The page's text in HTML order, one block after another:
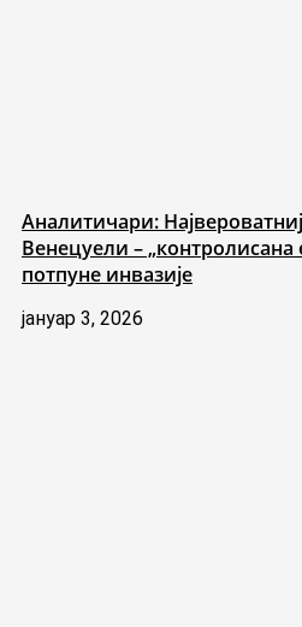
Аналитичари:
Венецуели – „контролисана
потпуне инвазије
јануар 3, 2026